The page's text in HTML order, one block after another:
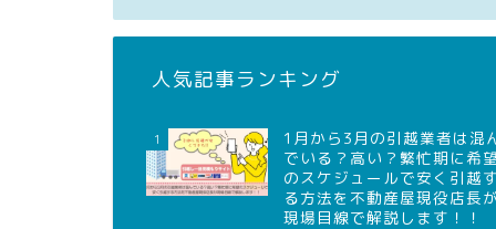
人気記事ランキング
1
1月から3月の引越業者は混
でいる？高い？繁忙期に希望
のスケジュールで安く引越す
る方法を不動産屋現役店長が
現場目線で解説します！！